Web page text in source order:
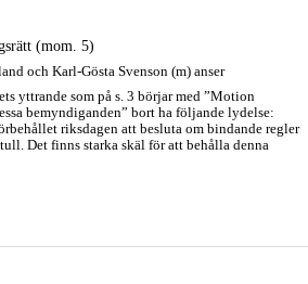
(mom. 5)
och Karl-Gösta Svenson (m) anser
yttrande som på s. 3 börjar med ”Motion
bemyndiganden” bort ha följande lydelse:
riksdagen att besluta om bindande regler
Det finns starka skäl för att behålla denna